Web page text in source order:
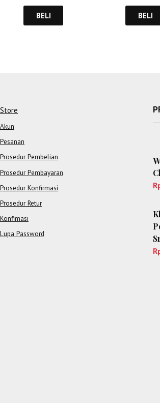
BELI BELI
Store
Akun
Pesanan
Prosedur Pembelian
Prosedur Pembayaran
Prosedur Konfirmasi
Prosedur Retur
Konfimasi
Lupa Password